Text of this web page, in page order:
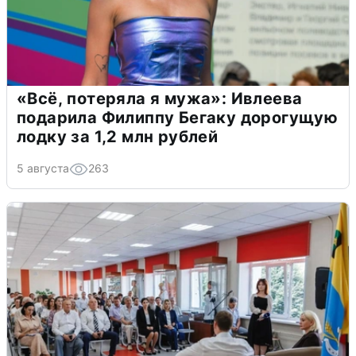
«Всё, потеряла я мужа»: Ивлеева
подарила Филиппу Бегаку дорогущую
лодку за 1,2 млн рублей
5 августа 263